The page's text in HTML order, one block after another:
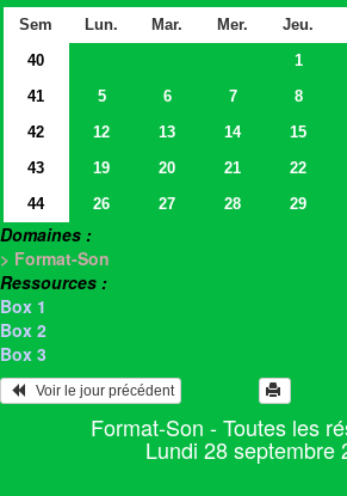
Sem Lun. Mar. Mer. Jeu.
40
1
41
5 6 7 8
42
12 13 14 15
43
19 20 21 22
44
26 27 28 29
Domaines :
> Format-Son
Ressources :
Box 1
Box 2
Box 3
   Voir le jour précédent
Format-Son - Toutes les
Lundi 28 septembre